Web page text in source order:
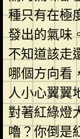
種只有在極
發出的氣味
不知道該走
哪個方向看
人小心翼翼
對著紅綠燈
嚕？你倒是